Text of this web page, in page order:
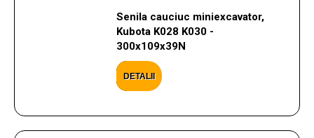
Senila cauciuc miniexcavator,
Kubota K028 K030 -
300x109x39N
DETALII